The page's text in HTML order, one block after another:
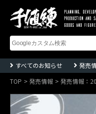
式
会
千
値
ー
co.,ltd
すべてのお知らせ 発売
TOP
発売情報 発売情報：